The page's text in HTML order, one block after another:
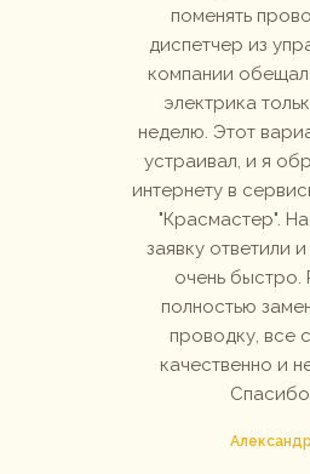
поменять
диспетчер из
компании обещал
электрика
неделю. Этот
устраивал, и я
интернету в
"Красмастер".
заявку ответили
очень быстро.
полностью
проводку, все
качественно и
Александр